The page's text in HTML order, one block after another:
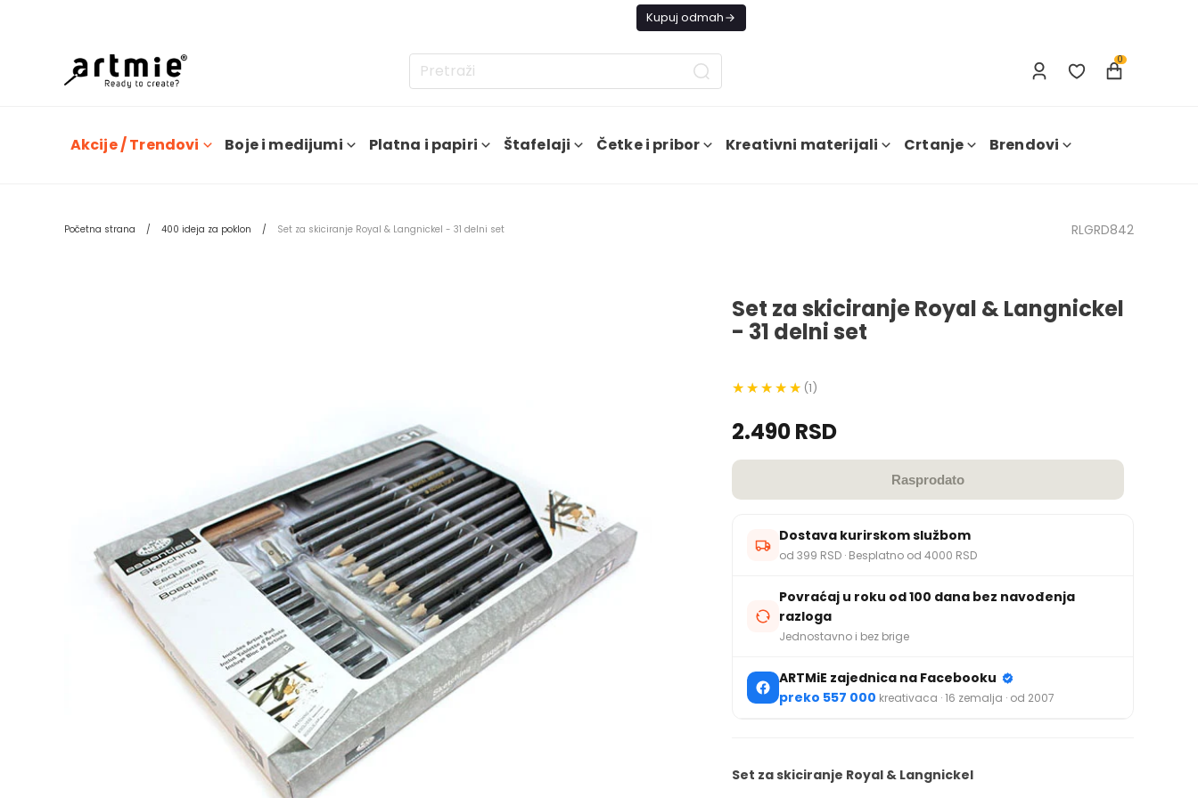
Kupuj odmah
0
Akcije / Trendovi Boje i medijumi Platna i papiri Štafelaji Četke i pribor Kreativni materijali Crtanje Brendovi
Početna strana 400 ideja za poklon Set za skiciranje Royal & Langnickel - 31 delni set RLGRD842
Set za skiciranje Royal & Langnickel
- 31 delni set
(1)
2.490 RSD
Rasprodato
Dostava kurirskom službom
od 399 RSD · Besplatno od 4000 RSD
Povraćaj u roku od 100 dana bez navođenja
razloga
Jednostavno i bez brige
ARTMiE zajednica na Facebooku
preko 557 000 kreativaca · 16 zemalja · od 2007
Set za skiciranje Royal & Langnickel